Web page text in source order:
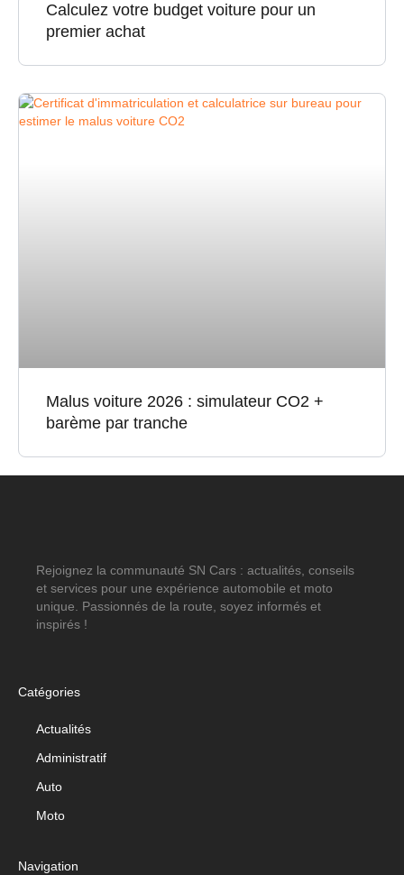
Calculez votre budget voiture pour un
premier achat
Malus voiture 2026 : simulateur CO2 +
barème par tranche
Rejoignez la communauté SN Cars : actualités, conseils
et services pour une expérience automobile et moto
unique. Passionnés de la route, soyez informés et
inspirés !
Catégories
Actualités
Administratif
Auto
Moto
Navigation